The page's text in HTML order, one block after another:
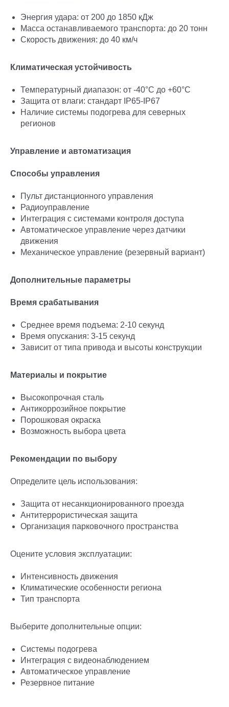
Энергия удара: от 200 до 1850 кДж
Масса останавливаемого транспорта: до 20 тонн
Скорость движения: до 40 км/ч
Климатическая устойчивость
Температурный диапазон: от -40°C до +60°C
Защита от влаги: стандарт IP65-IP67
Наличие системы подогрева для северных
регионов
Управление и автоматизация
Способы управления
Пульт дистанционного управления
Радиоуправление
Интеграция с системами контроля доступа
Автоматическое управление через датчики
движения
Механическое управление (резервный вариант)
Дополнительные параметры
Время срабатывания
Среднее время подъема: 2-10 секунд
Время опускания: 3-15 секунд
Зависит от типа привода и высоты конструкции
Материалы и покрытие
Высокопрочная сталь
Антикоррозийное покрытие
Порошковая окраска
Возможность выбора цвета
Рекомендации по выбору
Определите цель использования:
Защита от несанкционированного проезда
Антитеррористическая защита
Организация парковочного пространства
Оцените условия эксплуатации:
Интенсивность движения
Климатические особенности региона
Тип транспорта
Выберите дополнительные опции:
Системы подогрева
Интеграция с видеонаблюдением
Автоматическое управление
Резервное питание